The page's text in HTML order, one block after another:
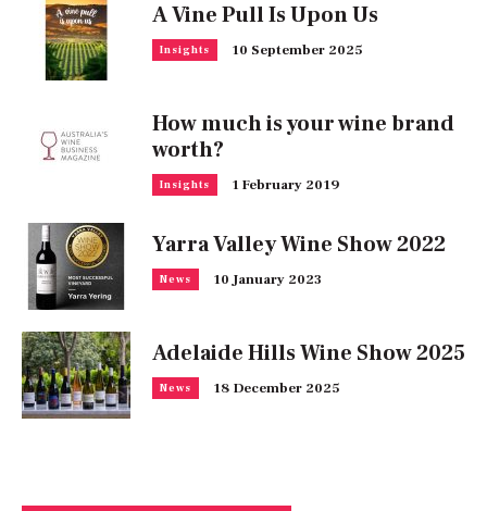
A Vine Pull Is Upon Us
Insights 10 September 2025
How much is your wine brand
worth?
Insights 1 February 2019
Yarra Valley Wine Show 2022
News 10 January 2023
Adelaide Hills Wine Show 2025
News 18 December 2025